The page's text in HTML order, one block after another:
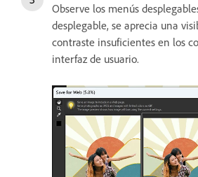
Observe los menús
desplegable, se aprecia una
contraste insuficientes en los
interfaz de usuario.